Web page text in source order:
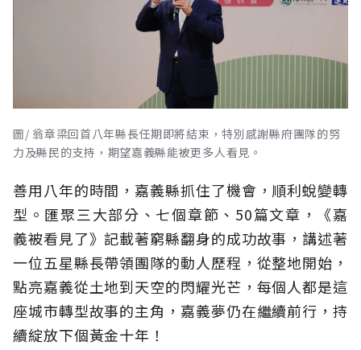
圖/ 翁章梁回首八年縣長任期即將結束，特別感謝縣府團隊的努
力及縣民的支持，期望嘉義縣能被更多人看見。
善用八年的時間，嘉義縣抓住了機會，順利蛻變轉
型。匯聚三大部分、七個章節、50篇文章，《嘉
義被看見了》記載著窮縣翻身的成功故事，講述著
一位五星縣長帶領團隊的動人歷程，從整地開始，
點亮嘉義從土地到天空的閃耀光芒，每個人都是這
座城市轉型故事的主角，嘉義夢仍在繼續前行，持
續綻放下個黃金十年！